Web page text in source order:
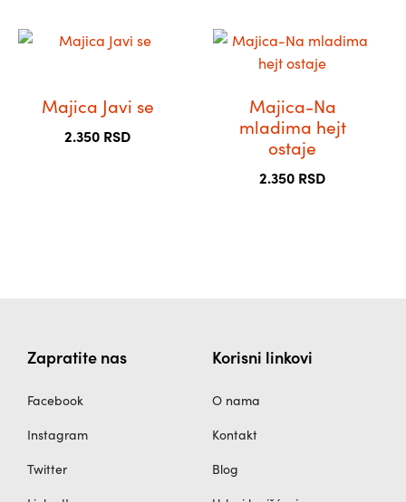
страници
страници
производа.
Majica Javi se
2.350 RSD
Овај
више
варијанти.
Majica-Na
mladima hejt
ostaje
2.350 RSD
Овај
производ
варијанти.
Zapratite nas
Facebook
Instagram
Twitter
Korisni linkovi
O nama
Kontakt
Blog